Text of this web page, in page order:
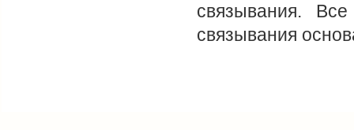
связывания.
связывания